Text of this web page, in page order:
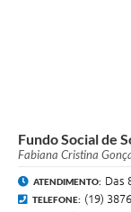
Fundo Social de
Fabiana Cristina
ATENDIMENTO: Das
TELEFONE: (19)